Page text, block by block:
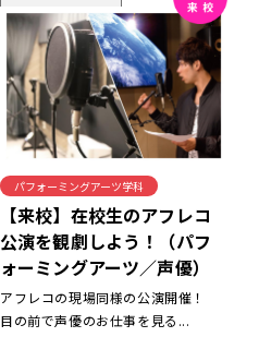
パフォーミングアーツ学科
【来校】在校生のアフレコ
公演を観劇しよう！（パフ
ォーミングアーツ／声優）
アフレコの現場同様の公演開催！
目の前で声優のお仕事を見る...